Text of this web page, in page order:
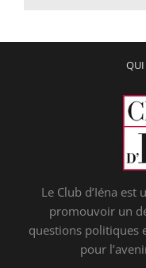
Le Club d’Iéna est
promouvoir un
questions politiques
pour